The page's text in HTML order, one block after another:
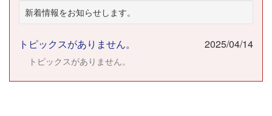
新着情報をお知らせします。
トピックスがありません。 2025/04/14
トピックスがありません。